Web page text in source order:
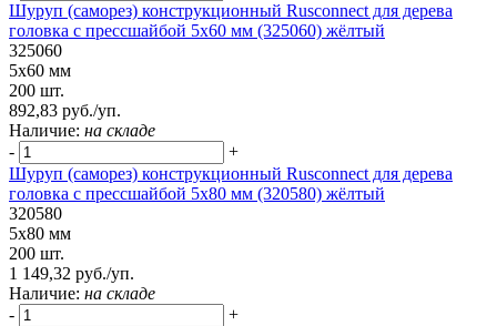
Шуруп (саморез) конструкционный Rusconnect для дерева
головка с прессшайбой 5х60 мм (325060) жёлтый
325060
5х60 мм
200 шт.
892,83 руб./уп.
Наличие: на складе
-
+
Шуруп (саморез) конструкционный Rusconnect для дерева
головка с прессшайбой 5х80 мм (320580) жёлтый
320580
5х80 мм
200 шт.
1 149,32 руб./уп.
Наличие: на складе
-
+